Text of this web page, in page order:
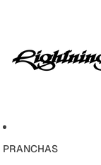
PRANCHAS